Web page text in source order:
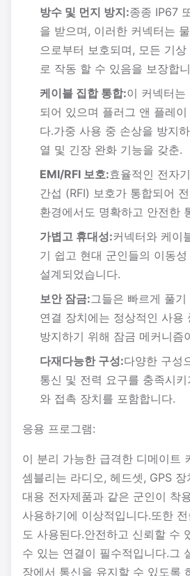
방수 및 먼지 방지:종종 IP67
을 받으며, 이러한 커넥터는
으로부터 보호되며, 모든 기
로 작동 할 수 있음을 보장합
케이블 집합 통합:이 커넥터는
되어 있으며 플러그 앤 플레
다.가중 사용 중 손상을 방지
열 및 긴장 완화 기능을 갖춘.
EMI/RFI 보호:효율적인 전자
간섭 (RFI) 보호가 통합되어
환경에서도 명확하고 안전한
가볍고 휴대성:커넥터와 케이
기 쉽고 현대 군인들의 이동
설계되었습니다.
보안 잠금:그들은 빠르게 풀
연결 장치에는 정상적인 사용
방지하기 위해 잠금 메커니즘
다재다능한 구성:다양한 구성
통신 및 전력 요구를 충족시
와 접촉 장치를 포함합니다.
응용 프로그램:
이 분리 가능한 급격한 디메이트
셈블리는 라디오, 헤드셋, GPS
대용 전자제품과 같은 군인이 착
사용하기에 이상적입니다.또한
도 사용된다.안전하고 신뢰할 수
수 있는 연결이 필수적입니다.그
장에서 통신을 유지할 수 있도록